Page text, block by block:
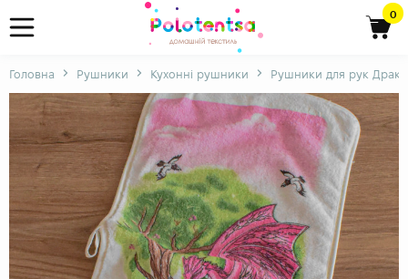
0
Головна Рушники Кухонні рушники Рушники для рук